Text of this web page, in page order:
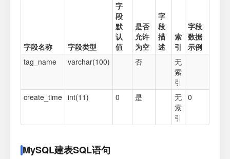
字段名称 字段类型
字
段
默
认
值
是否
允许
为空
字
段
描
述
索
引
字段
数据
示例
tag_name
varchar(100) 否
无
索
引
create_time int(11) 0 是
无
索
引
0
MySQL建表SQL语句